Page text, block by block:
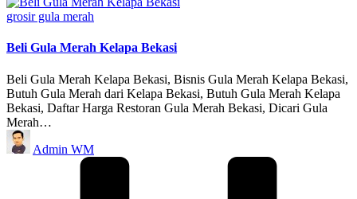
Posted
grosir gula merah
Beli Gula Merah Kelapa Bekasi
Beli Gula Merah Kelapa Bekasi, Bisnis Gula Merah Kelapa Bekasi,
Butuh Gula Merah dari Kelapa Bekasi, Butuh Gula Merah Kelapa
Bekasi, Daftar Harga Restoran Gula Merah Bekasi, Dicari Gula
Merah…
Posted
by
Admin WM